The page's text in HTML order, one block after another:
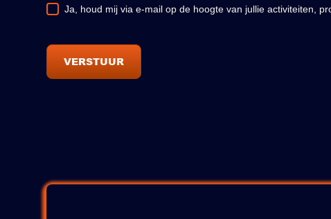
Ja, houd mij via e-mail op de hoogte van jullie activiteiten,